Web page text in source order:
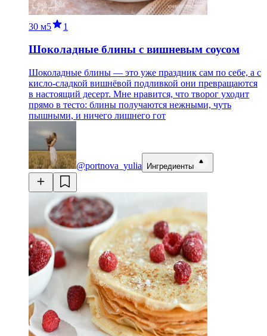
30 м5 1
Шоколадные блины с вишневым соусом
Шоколадные блины — это уже праздник сам по себе, а с
кисло-сладкой вишнёвой подливкой они превращаются
в настоящий десерт. Мне нравится, что творог уходит
прямо в тесто: блины получаются нежными, чуть
пышными, и ничего лишнего гот
@portnova_yulia Ингредиенты